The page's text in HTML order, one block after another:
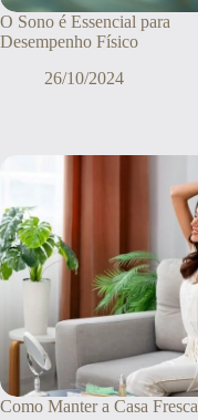
O Sono é Essencial para
Desempenho Físico
26/10/2024
Como Manter a Casa Fresca